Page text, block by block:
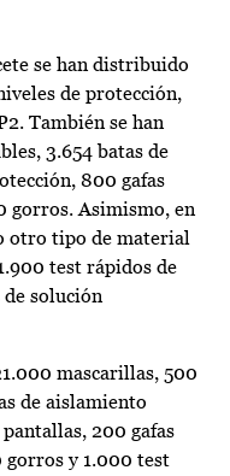
se han distribuido
de protección,
También se han
3.654 batas de
800 gafas
gorros. Asimismo, en
otro tipo de material
test rápidos de
solución
mascarillas, 500
de aislamiento
200 gafas
gorros y 1.000 test